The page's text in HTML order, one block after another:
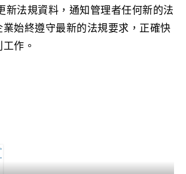
新法規資料，通知管理者任何新的法
始終遵守最新的法規要求，正確快
作。